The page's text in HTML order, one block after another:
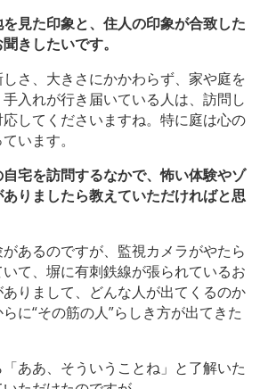
見た印象と、住人の印象が合致した
きしたいです。
さ、大きさにかかわらず、家や庭を
入れが行き届いている人は、訪問し
してくださいますね。特に庭は心の
います。
宅を訪問するなかで、怖い体験やゾ
りましたら教えていただければと思
あるのですが、監視カメラがやたら
て、塀に有刺鉄線が張られているお
りまして、どんな人が出てくるのか
に“その筋の人”らしき方が出てきた
ああ、そういうことね」と了解いた